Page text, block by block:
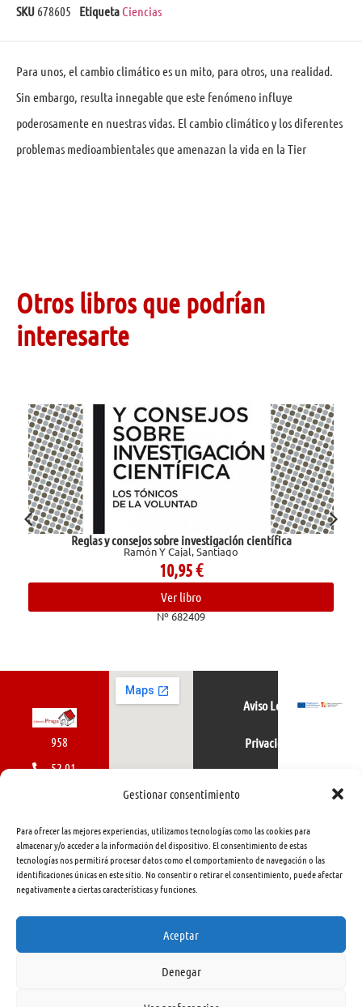
Gestionar consentimiento
Para ofrecer las mejores experiencias, utilizamos tecnologías como las cookies para
almacenar y/o acceder a la información del dispositivo. El consentimiento de estas
tecnologías nos permitirá procesar datos como el comportamiento de navegación o las
identificaciones únicas en este sitio. No consentir o retirar el consentimiento, puede afectar
negativamente a ciertas características y funciones.
Aceptar
Denegar
SKU 678605 EtiquetaCiencias
Para unos, el cambio climático es un mito, para otros, una realidad.
Sin embargo, resulta innegable que este fenómeno influye
poderosamente en nuestras vidas. El cambio climático y los diferentes
problemas medioambientales que amenazan la vida en la Tier
Otros libros que podrían
interesarte
Reglas y consejos sobre investigación científica
Ramón Y Cajal, Santiago
10,95€
Ver libro
Nº 682409
958
52 01
462
415
info@libreriapraga.com
Gracia,
Aviso Legal
Privacidad